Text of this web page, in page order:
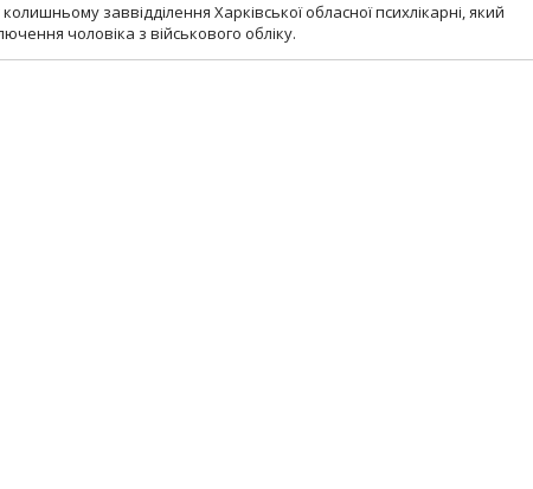
заввідділення Харківської обласної психлікарні, який
чоловіка з військового обліку.